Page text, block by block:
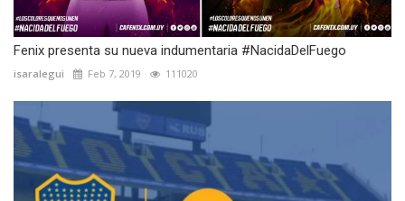
Fenix presenta su nueva indumentaria #NacidaDelFuego
isaralegui Feb 7, 2019 111020